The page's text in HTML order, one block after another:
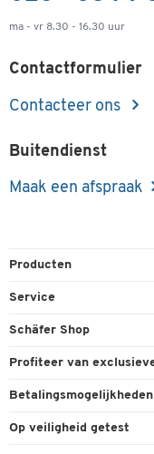
ma - vr 8.30 - 16.30 uur
Contactformulier
Contacteer ons
Buitendienst
Maak een afspraak
Producten
Kantoorbenodigdheden
Milieutechniek
Reiniging & hygiëne
Service
Bestelling herroepen
Inkt & Toner
Schäfer Shop
Algemene voorwaarden
Online catalogi
Profiteer van
Welkomstgeschenk
Betalingsmogelijkheden
Paypal
Op veiligheid getest